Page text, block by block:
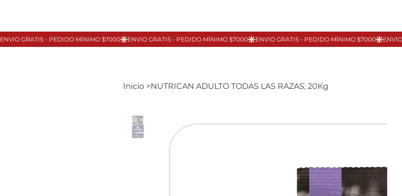
Inicio >NUTRICAN ADULTO TODAS LAS RAZAS, 20Kg